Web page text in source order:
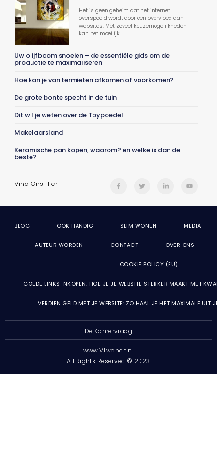
Het is geen geheim dat het internet
overspoeld wordt door een overvloed aan
websites. Met zoveel keuzemogelijkheden
kan het moeilijk
Uw olijfboom snoeien – de essentiële gids om de
productie te maximaliseren
Hoe kan je van termieten afkomen of voorkomen?
De grote bonte specht in de tuin
Dit wil je weten over de Toypoedel
Makelaarsland
Keramische pan kopen, waarom? en welke is dan de
beste?
Vind Ons Hier
BLOG OOK HANDIG SLIM WONEN MEDIA
AUTEUR WORDEN CONTACT OVER ONS
COOKIE POLICY (EU)
GOEDE LINKS INKOPEN: HOE JE JE WEBSITE STERKER MAAKT MET
VERDIEN GELD MET JE WEBSITE: ZO HAAL JE HET MAXIMALE UIT
De Kamervraag
www.VLwonen.nl
All Rights Reserved © 2023